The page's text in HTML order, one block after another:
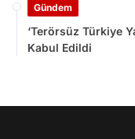
Gündem
‘Terörsüz Türkiye
Kabul Edildi